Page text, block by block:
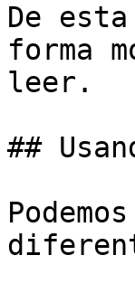
De
forma
leer.
##